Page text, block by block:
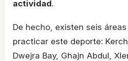
actividad.
De hecho, existen seis
practicar este deporte:
Dwejra Bay, Ghajn Abdul,